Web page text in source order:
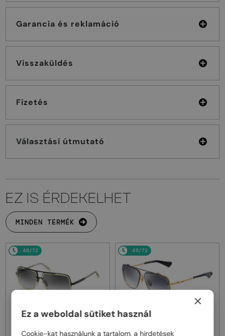
Garancia és reklamáció
Visszaküldés
Fizetés
Választási útmutató
EZ IS ÉRDEKELHET
MINDEN TERMÉK
48/72 48/72
×
Ez a weboldal sütiket használ
Cookie-kat használunk a tartalom, a hirdetések